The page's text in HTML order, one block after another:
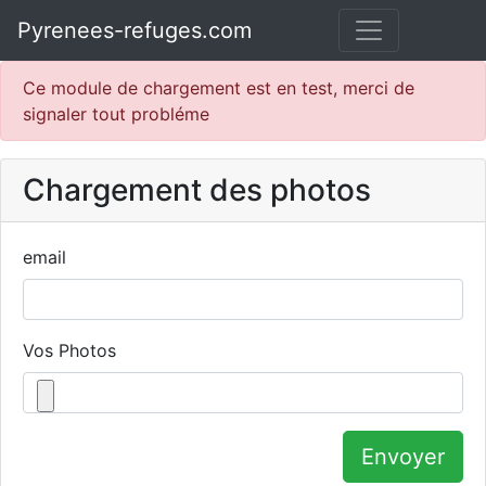
Pyrenees-refuges.com
Ce module de chargement est en test, merci de
signaler tout probléme
Chargement des photos
email
Vos Photos
Envoyer